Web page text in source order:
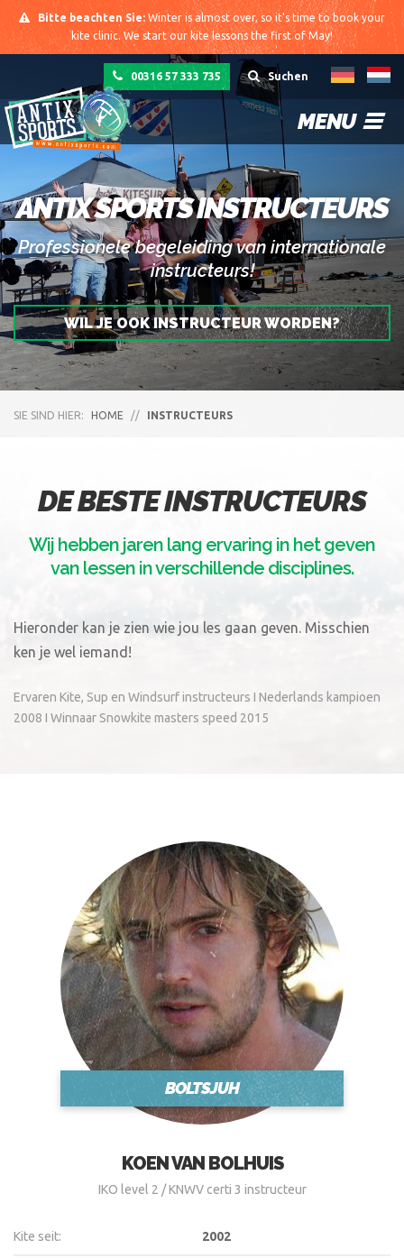
Bitte beachten Sie: Winter is almost over, so it's time to book your
kite clinic. We start our kite lessons the first of May!
Suchen
00316 57 333 735
MENU
ANTIX SPORTS INSTRUCTEURS
Professionele begeleiding van internationale
instructeurs!
WIL JE OOK INSTRUCTEUR WORDEN?
SIE SIND HIER: HOME // INSTRUCTEURS
DE BESTE INSTRUCTEURS
Wij hebben jaren lang ervaring in het geven
van lessen in verschillende disciplines.
Hieronder kan je zien wie jou les gaan geven. Misschien
ken je wel iemand!
Ervaren Kite, Sup en Windsurf instructeurs I Nederlands kampioen
2008 I Winnaar Snowkite masters speed 2015
BOLTSJUH
KOEN VAN BOLHUIS
IKO level 2 / KNWV certi 3 instructeur
Kite seit: 2002